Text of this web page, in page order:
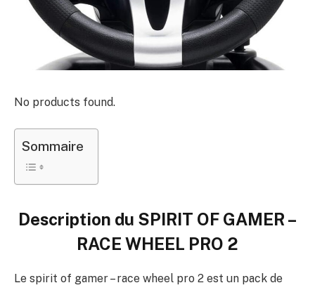
No products found.
Sommaire
Description du SPIRIT OF GAMER –
RACE WHEEL PRO 2
Le spirit of gamer – race wheel pro 2 est un pack de